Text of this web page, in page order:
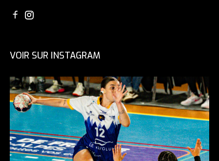
VOIR SUR INSTAGRAM